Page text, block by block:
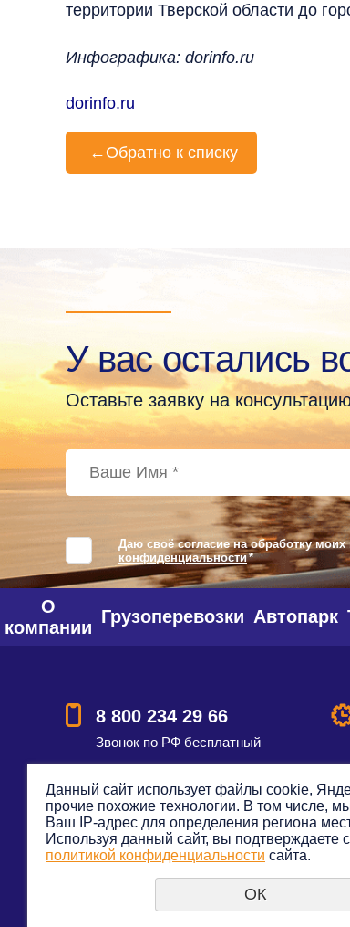
территории Тверской области до
Инфографика: dorinfo.ru
dorinfo.ru
← Обратно к списку
У вас остались
Оставьте заявку на
Даю своё согласие на обработку
конфиденциальности*
О
компании
Грузоперевозки Автопарк
8 800 234 29 66
Звонок по РФ бесплатный
Смотреть на карте
© 2012—2023. Все права защищены.
Данный сайт использует файлы cookie,
прочие похожие технологии. В том числе,
Ваш IP-адрес для определения региона
Используя данный сайт, вы подтверждаете
политикой конфиденциальности сайта.
ОК